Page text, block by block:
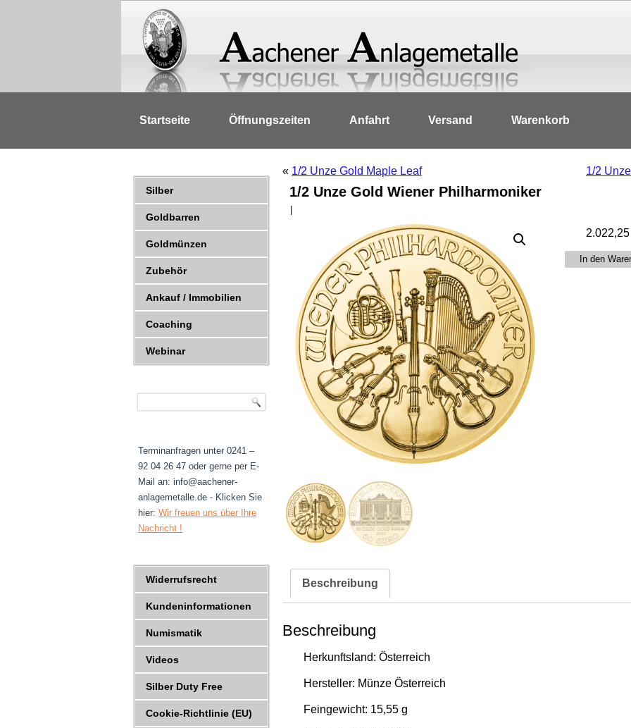
Startseite Öffnungszeiten Anfahrt Versand Warenkorb
Silber
Goldbarren
Goldmünzen
Zubehör
Ankauf / Immobilien
Coaching
Webinar
Terminanfragen unter 0241 –
92 04 26 47 oder gerne per E-
Mail an: info@aachener-
anlagemetalle.de - Klicken Sie
hier: Wir freuen uns über Ihre
Nachricht !
Widerrufsrecht
Kundeninformationen
Numismatik
Videos
Silber Duty Free
Cookie-Richtlinie (EU)
« 1/2 Unze Gold Maple Leaf 1/2
1/2 Unze Gold Wiener Philharmoniker
In den
Beschreibung
Beschreibung
Herkunftsland: Österreich
Hersteller: Münze Österreich
Feingewicht: 15,55 g